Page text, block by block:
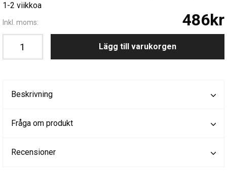
1-2 viikkoa
Inkl. moms: 486kr
Lägg till varukorgen
Beskrivning
Fråga om produkt
Recensioner